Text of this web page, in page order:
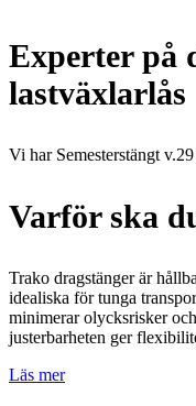
Experter på
lastväxlarlås
Vi har Semesterstängt
Varför ska
Trako dragstänger är
idealiska för tunga
minimerar olycksrisker
justerbarheten ger
Läs mer